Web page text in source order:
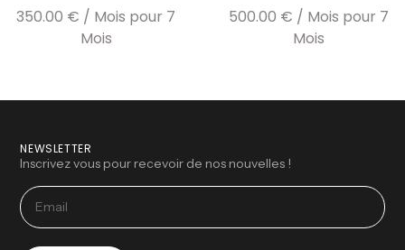
350.00 € / Mois pour 7
Mois
500.00 € / Mois pour 7
Mois
NEWSLETTER
Inscrivez vous pour recevoir de nos nouvelles !